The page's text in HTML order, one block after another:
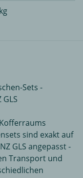
Sets -
sind exakt auf
GLS angepasst -
Transport und